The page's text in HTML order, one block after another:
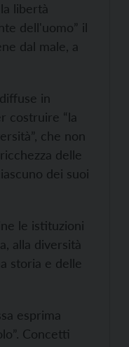
libertà
dell'uomo” il
dal male, a
in
costruire “la
che non
delle
dei suoi
le istituzioni
alla diversità
storia e delle
esprima
Concetti